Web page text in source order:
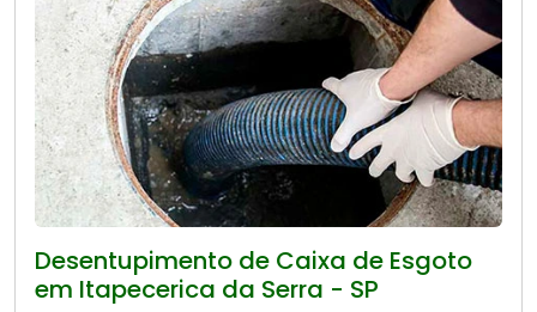
Desentupimento de Caixa de Esgoto
em Itapecerica da Serra - SP